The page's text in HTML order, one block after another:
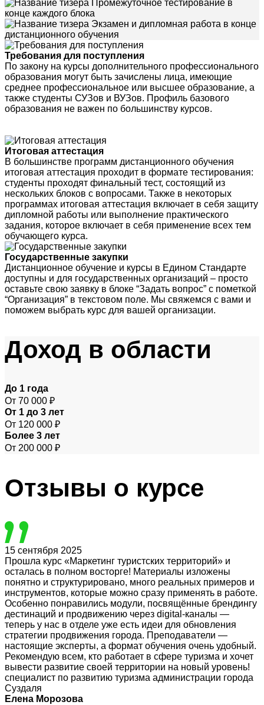
Промежуточное тестирование в
конце каждого блока
Экзамен и дипломная работа в конце
дистанционного обучения
Требования для поступления
По закону на курсы дополнительного профессионального
образования могут быть зачислены лица, имеющие
среднее профессиональное или высшее образование, а
также студенты СУЗов и ВУЗов. Профиль базового
образования не важен по большинству курсов.
Итоговая аттестация
В большинстве программ дистанционного обучения
итоговая аттестация проходит в формате тестирования:
студенты проходят финальный тест, состоящий из
нескольких блоков с вопросами. Также в некоторых
программах итоговая аттестация включает в себя защиту
дипломной работы или выполнение практического
задания, которое включает в себя применение всех тем
обучающего курса.
Государственные закупки
Дистанционное обучение и курсы в Едином Стандарте
доступны и для государственных организаций – просто
оставьте свою заявку в блоке “Задать вопрос” с пометкой
“Организация” в текстовом поле. Мы свяжемся с вами и
поможем выбрать курс для вашей организации.
Доход в области
До 1 года
От 70 000 ₽
От 1 до 3 лет
От 120 000 ₽
Более 3 лет
От 200 000 ₽
Отзывы о курсе
15 сентября 2025
Прошла курс «Маркетинг туристских территорий» и
осталась в полном восторге! Материалы изложены
понятно и структурировано, много реальных примеров и
инструментов, которые можно сразу применять в работе.
Особенно понравились модули, посвящённые брендингу
дестинаций и продвижению через digital-каналы —
теперь у нас в отделе уже есть идеи для обновления
стратегии продвижения города. Преподаватели —
настоящие эксперты, а формат обучения очень удобный.
Рекомендую всем, кто работает в сфере туризма и хочет
вывести развитие своей территории на новый уровень!
специалист по развитию туризма администрации города
Суздаля
Елена Морозова